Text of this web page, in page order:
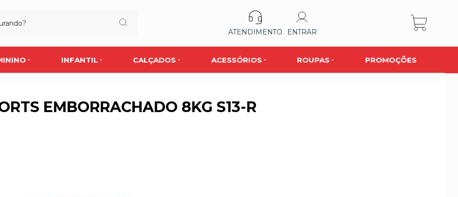
ATENDIMENTO ENTRAR
INFANTIL CALÇADOS ACESSÓRIOS ROUPAS PROMOÇÕES
EMBORRACHADO 8KG S13-R